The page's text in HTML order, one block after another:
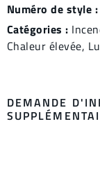
Numéro de style :
Catégories :
Chaleur élevée,
DEMANDE